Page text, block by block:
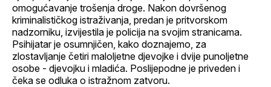
omogućavanje trošenja droge. Nakon dovršenog
kriminalističkog istraživanja, predan je pritvorskom
nadzorniku, izvijestila je policija na svojim stranicama.
Psihijatar je osumnjičen, kako doznajemo, za
zlostavljanje četiri maloljetne djevojke i dvije punoljetne
osobe - djevojku i mladića. Poslijepodne je priveden i
čeka se odluka o istražnom zatvoru.